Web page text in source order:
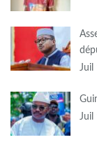
Juil
Juil